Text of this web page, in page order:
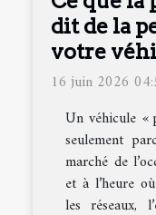
dit de la
votre
16 juin 2026
Un véhicule «
seulement
marché de
et à l’heure
les réseaux,